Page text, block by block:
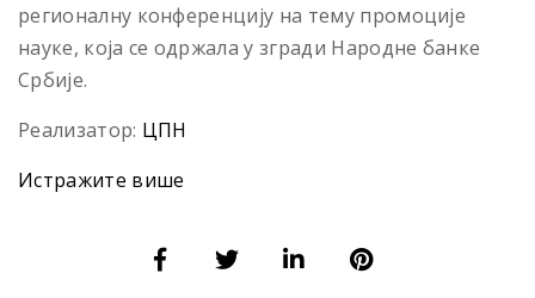
регионалну конференцију на тему промоције
науке, која се одржала у згради Народне банке
Србије.
Реализатор: ЦПН
Истражите више